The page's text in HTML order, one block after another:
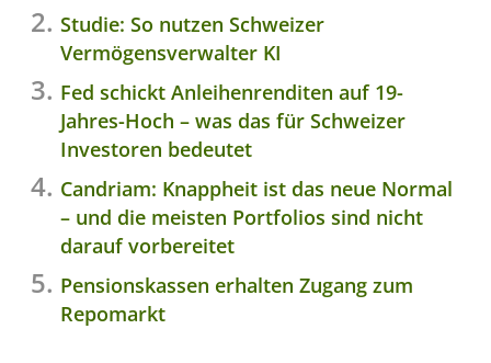
Studie: So nutzen Schweizer
Vermögensverwalter KI
Fed schickt Anleihenrenditen auf 19-
Jahres-Hoch – was das für Schweizer
Investoren bedeutet
Candriam: Knappheit ist das neue Normal
– und die meisten Portfolios sind nicht
darauf vorbereitet
Pensionskassen erhalten Zugang zum
Repomarkt